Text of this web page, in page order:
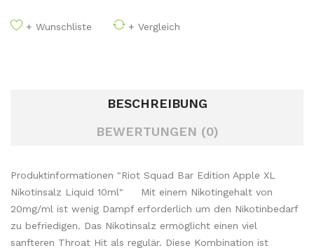
+ Wunschliste + Vergleich
BESCHREIBUNG
BEWERTUNGEN (0)
Produktinformationen "Riot Squad Bar Edition Apple XL
Nikotinsalz Liquid 10ml" Mit einem Nikotingehalt von
20mg/ml ist wenig Dampf erforderlich um den Nikotinbedarf
zu befriedigen. Das Nikotinsalz ermöglicht einen viel
sanfteren Throat Hit als regulär. Diese Kombination ist